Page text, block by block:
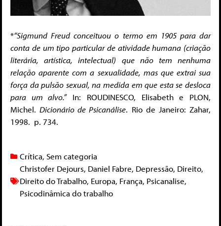
*“Sigmund Freud conceituou o termo em 1905 para dar
conta de um tipo particular de atividade humana (criação
literária, artística, intelectual) que não tem nenhuma
relação aparente com a sexualidade, mas que extrai sua
força da pulsão sexual, na medida em que esta se desloca
para um alvo.”In: ROUDINESCO, Elisabeth e PLON,
Michel.Dicionário de Psicanálise. Rio de Janeiro: Zahar,
1998. p. 734.
Crítica, Sem categoria
Christofer Dejours, Daniel Fabre, Depressão, Direito,
Direito do Trabalho, Europa, França, Psicanalise,
Psicodinâmica do trabalho